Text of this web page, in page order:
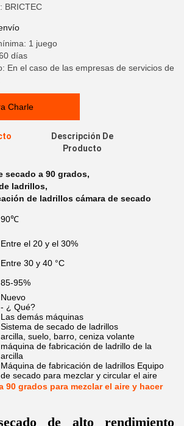
BRICTEC
1 juego
días
En el caso de las empresas de servicios de
Charle
Descripción De
Producto
secado a 90 grados,
ladrillos,
de ladrillos cámara de secado
90℃
Entre el 20 y el 30%
Entre 30 y 40 °C
85-95%
Nuevo
- ¿ Qué?
Las demás máquinas
Sistema de secado de ladrillos
arcilla, suelo, barro, ceniza volante
máquina de fabricación de ladrillo de la
arcilla
Máquina de fabricación de ladrillos Equipo
de secado para mezclar y circular el aire
90 grados para mezclar el aire y hacer
de alto rendimiento